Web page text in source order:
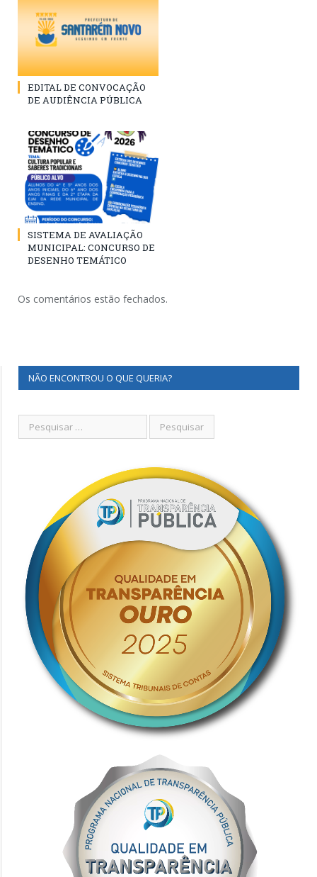
EDITAL DE CONVOCAÇÃO
DE AUDIÊNCIA PÚBLICA
SISTEMA DE AVALIAÇÃO
MUNICIPAL: CONCURSO DE
DESENHO TEMÁTICO
Os comentários estão fechados.
NÃO ENCONTROU O QUE QUERIA?